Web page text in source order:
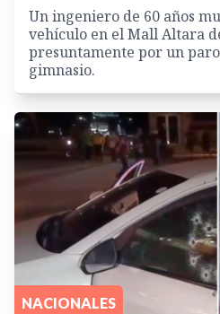
Un ingeniero de 60 años
vehículo en el Mall Altara
presuntamente por un
gimnasio.
NACIONALES